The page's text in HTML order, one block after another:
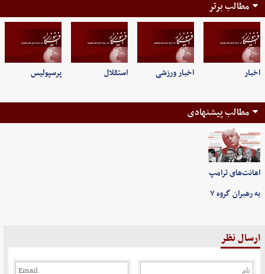
مطالب برتر
اخبار اخبار ورزشی استقلال پرسپولیس
مطالب پیشنهادی
اهانت‌های ترامپ
به رهبران گروه ۷
ارسال نظر